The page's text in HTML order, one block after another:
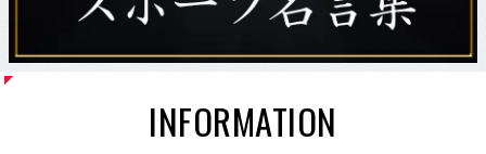
INFORMATION